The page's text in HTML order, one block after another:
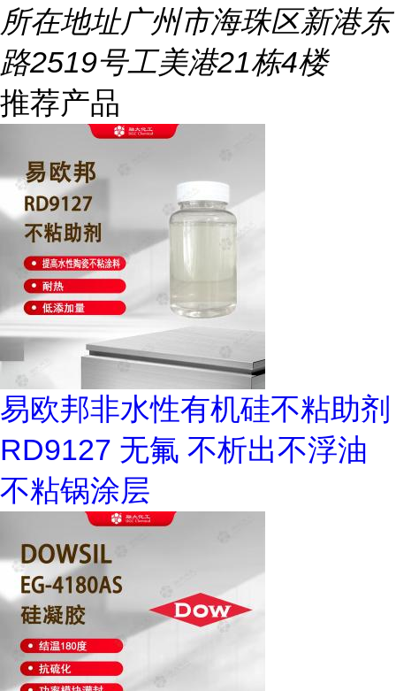
所在地址广州市海珠区新港东
路2519号工美港21栋4楼
推荐产品
易欧邦非水性有机硅不粘助剂
RD9127 无氟 不析出不浮油
不粘锅涂层